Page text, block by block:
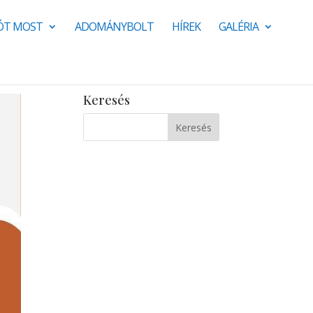
MOST ADOMÁNYBOLT HÍREK GALÉRIA
Keresés